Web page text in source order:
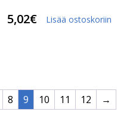
5,02€ Lisää ostoskoriin
8 9 10 11 12 →